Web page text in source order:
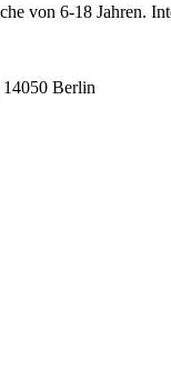
von 6-18 Jahren.
Berlin